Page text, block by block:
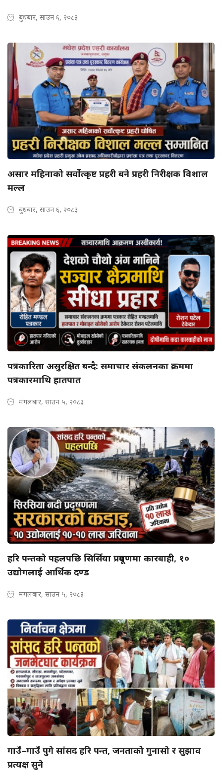
बुधबार, साउन ६, २०८३
असार महिनाको सर्वोत्कृष्ट प्रहरी बने प्रहरी निरीक्षक विशाल
मल्ल
बुधबार, साउन ६, २०८३
पत्रकारिता असुरक्षित बन्दै: समाचार संकलनका क्रममा
पत्रकारमाथि हातपात
मंगलबार, साउन ५, २०८३
हरि पन्तको पहलपछि सिर्सिया प्रदूषणमा कारबाही, १०
उद्योगलाई आर्थिक दण्ड
मंगलबार, साउन ५, २०८३
गाउँ–गाउँ पुगे सांसद हरि पन्त, जनताको गुनासो र सुझाव
प्रत्यक्ष सुने